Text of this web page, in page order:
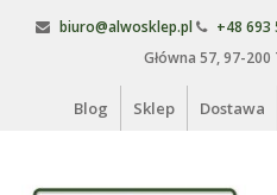
biuro@alwosklep.pl +48 693
Główna 57, 97-
Blog Sklep Dostawa